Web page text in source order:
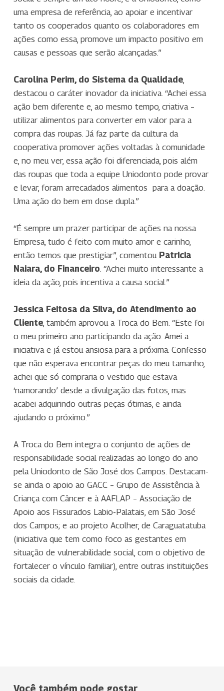
uma empresa de referência, ao apoiar e incentivar
tanto os cooperados quanto os colaboradores em
ações como essa, promove um impacto positivo em
causas e pessoas que serão alcançadas.”
Carolina Perim, do Sistema da Qualidade,
destacou o caráter inovador da iniciativa. “Achei essa
ação bem diferente e, ao mesmo tempo, criativa –
utilizar alimentos para converter em valor para a
compra das roupas. Já faz parte da cultura da
cooperativa promover ações voltadas à comunidade
e, no meu ver, essa ação foi diferenciada, pois além
das roupas que toda a equipe Uniodonto pode provar
e levar, foram arrecadados alimentos para a doação.
Uma ação do bem em dose dupla.”
“É sempre um prazer participar de ações na nossa
Empresa, tudo é feito com muito amor e carinho,
então temos que prestigiar”, comentou Patricia
Naiara, do Financeiro . “Achei muito interessante a
ideia da ação, pois incentiva a causa social.”
Jessica Feitosa da Silva, do Atendimento ao
Cliente, também aprovou a Troca do Bem. “Este foi
o meu primeiro ano participando da ação. Amei a
iniciativa e já estou ansiosa para a próxima. Confesso
que não esperava encontrar peças do meu tamanho,
achei que só compraria o vestido que estava
‘namorando’ desde a divulgação das fotos, mas
acabei adquirindo outras peças ótimas, e ainda
ajudando o próximo.”
A Troca do Bem integra o conjunto de ações de
responsabilidade social realizadas ao longo do ano
pela Uniodonto de São José dos Campos. Destacam-
se ainda o apoio ao GACC – Grupo de Assistência à
Criança com Câncer e à AAFLAP – Associação de
Apoio aos Fissurados Labio-Palatais, em São José
dos Campos; e ao projeto Acolher, de Caraguatatuba
(iniciativa que tem como foco as gestantes em
situação de vulnerabilidade social, com o objetivo de
fortalecer o vínculo familiar), entre outras instituições
sociais da cidade.
Você também pode gostar